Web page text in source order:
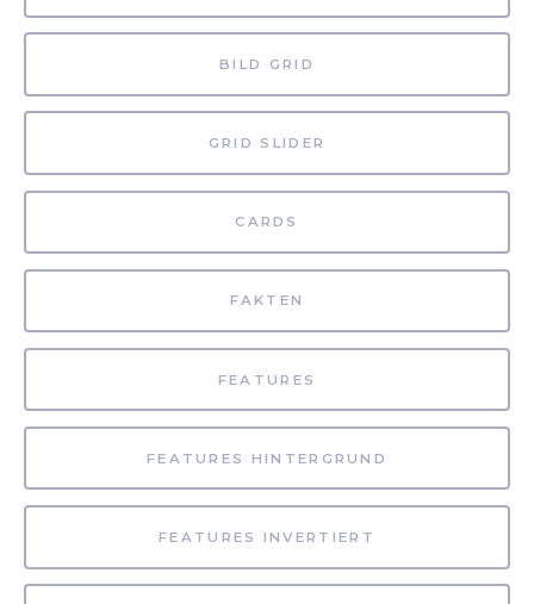
BILD GRID
GRID SLIDER
CARDS
FAKTEN
FEATURES
FEATURES HINTERGRUND
FEATURES INVERTIERT